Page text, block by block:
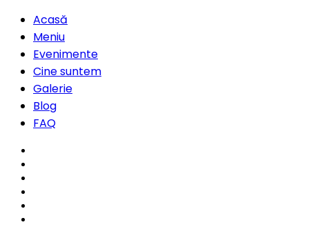
Acasă
Meniu
Evenimente
Cine suntem
Galerie
Blog
FAQ